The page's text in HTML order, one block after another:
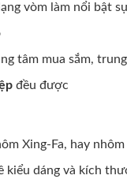
vòm làm nổi bật
tâm mua sắm,
đều được
Xing-Fa, hay nhôm
dáng và kích